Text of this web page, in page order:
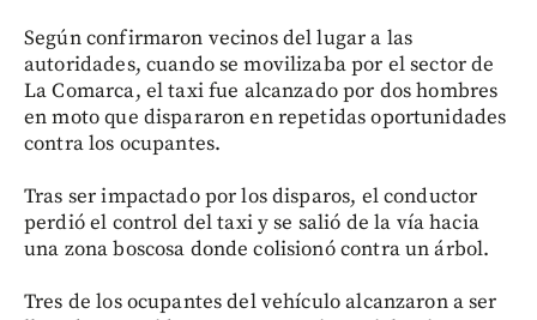
Según confirmaron vecinos del lugar a las
autoridades, cuando se movilizaba por el sector de
La Comarca, el taxi fue alcanzado por dos hombres
en moto que dispararon en repetidas oportunidades
contra los ocupantes.
Tras ser impactado por los disparos, el conductor
perdió el control del taxi y se salió de la vía hacia
una zona boscosa donde colisionó contra un árbol.
Tres de los ocupantes del vehículo alcanzaron a ser